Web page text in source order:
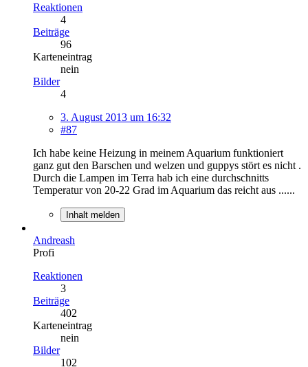
Reaktionen
4
Beiträge
96
Karteneintrag
nein
Bilder
4
3. August 2013 um 16:32
#87
Ich habe keine Heizung in meinem Aquarium funktioniert
ganz gut den Barschen und welzen und guppys stört es nicht .
Durch die Lampen im Terra hab ich eine durchschnitts
Temperatur von 20-22 Grad im Aquarium das reicht aus ......
Inhalt melden
Andreash
Profi
Reaktionen
3
Beiträge
402
Karteneintrag
nein
Bilder
102